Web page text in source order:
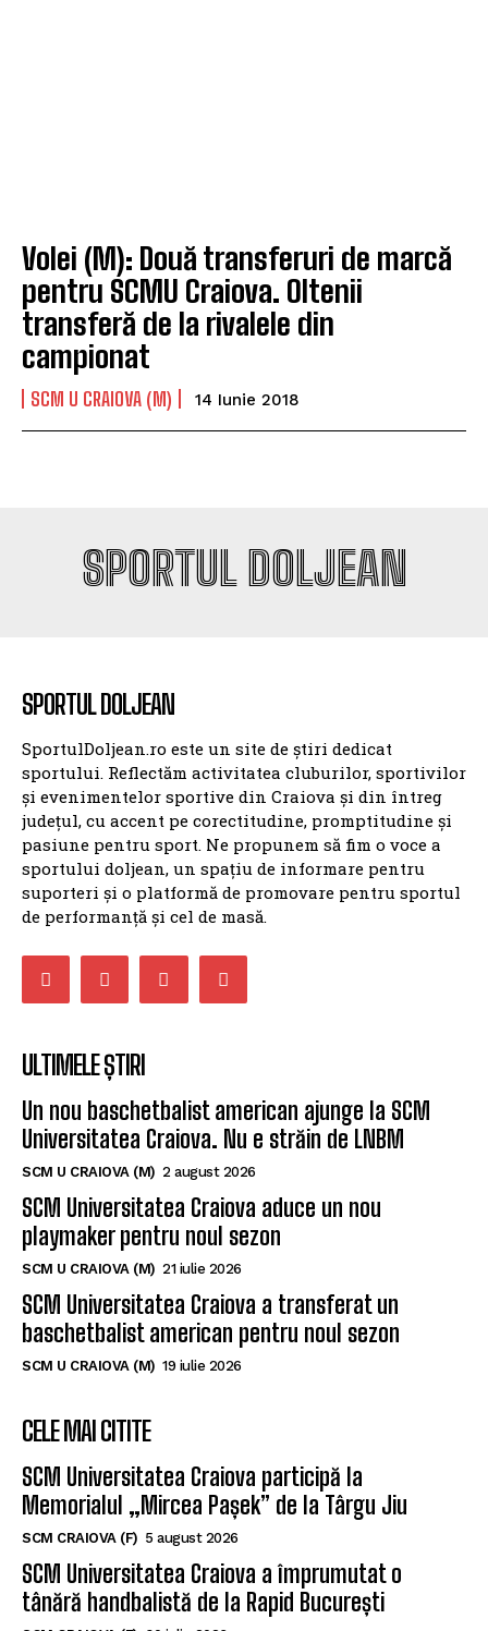
Volei (M): Două transferuri de marcă
pentru SCMU Craiova. Oltenii
transferă de la rivalele din
campionat
SCM U CRAIOVA (M) 14 Iunie 2018
SPORTUL DOLJEAN
SPORTUL DOLJEAN
SportulDoljean.ro este un site de știri dedicat
sportului. Reflectăm activitatea cluburilor, sportivilor
și evenimentelor sportive din Craiova și din întreg
județul, cu accent pe corectitudine, promptitudine și
pasiune pentru sport. Ne propunem să fim o voce a
sportului doljean, un spațiu de informare pentru
suporteri și o platformă de promovare pentru sportul
de performanță și cel de masă.
ULTIMELE ȘTIRI
Un nou baschetbalist american ajunge la SCM
Universitatea Craiova. Nu e străin de LNBM
SCM U CRAIOVA (M) 2 august 2026
SCM Universitatea Craiova aduce un nou
playmaker pentru noul sezon
SCM U CRAIOVA (M) 21 iulie 2026
SCM Universitatea Craiova a transferat un
baschetbalist american pentru noul sezon
SCM U CRAIOVA (M) 19 iulie 2026
CELE MAI CITITE
SCM Universitatea Craiova participă la
Memorialul „Mircea Pașek” de la Târgu Jiu
SCM CRAIOVA (F) 5 august 2026
SCM Universitatea Craiova a împrumutat o
tânără handbalistă de la Rapid București